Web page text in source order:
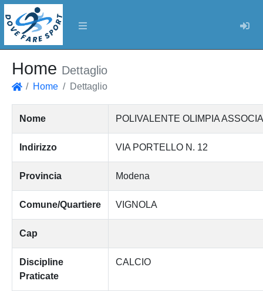
Home Dettaglio
Home Dettaglio
Nome POLIVALENTE OLIMPIA
Indirizzo VIA PORTELLO N. 12
Provincia Modena
Comune/Quartiere VIGNOLA
Cap
Discipline
Praticate
CALCIO